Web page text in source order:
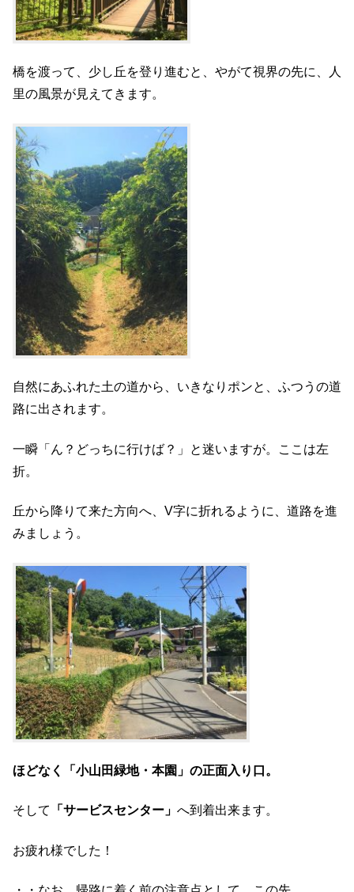
橋を渡って、少し丘を登り進むと、やがて視界の先に、人
里の風景が見えてきます。
自然にあふれた土の道から、いきなりポンと、ふつうの道
路に出されます。
一瞬「ん？どっちに行けば？」と迷いますが。ここは左
折。
丘から降りて来た方向へ、V字に折れるように、道路を進
みましょう。
ほどなく「小山田緑地・本園」の正面入り口。
そして 「サービスセンター」 へ到着出来ます。
お疲れ様でした！